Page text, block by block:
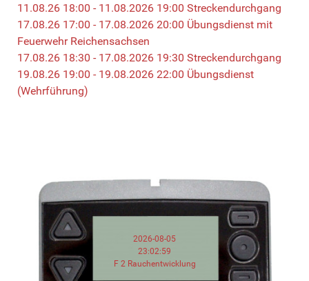
11.08.26 18:00 - 11.08.2026 19:00 Streckendurchgang
17.08.26 17:00 - 17.08.2026 20:00 Übungsdienst mit
Feuerwehr Reichensachsen
17.08.26 18:30 - 17.08.2026 19:30 Streckendurchgang
19.08.26 19:00 - 19.08.2026 22:00 Übungsdienst
(Wehrführung)
2026-08-05
23:02:59
F 2 Rauchentwicklung